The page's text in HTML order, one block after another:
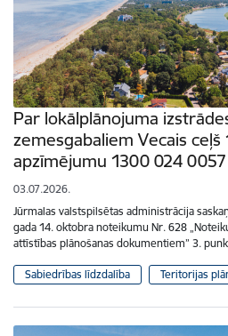
Par lokālplānojuma
zemesgabaliem Vecais
apzīmējumu 1300 024 0057
03.07.2026.
Jūrmalas valstspilsētas administrācija
gada 14. oktobra noteikumu Nr. 628
attīstības plānošanas dokumentiem” 3.
Sabiedrības līdzdalība Teritorijas